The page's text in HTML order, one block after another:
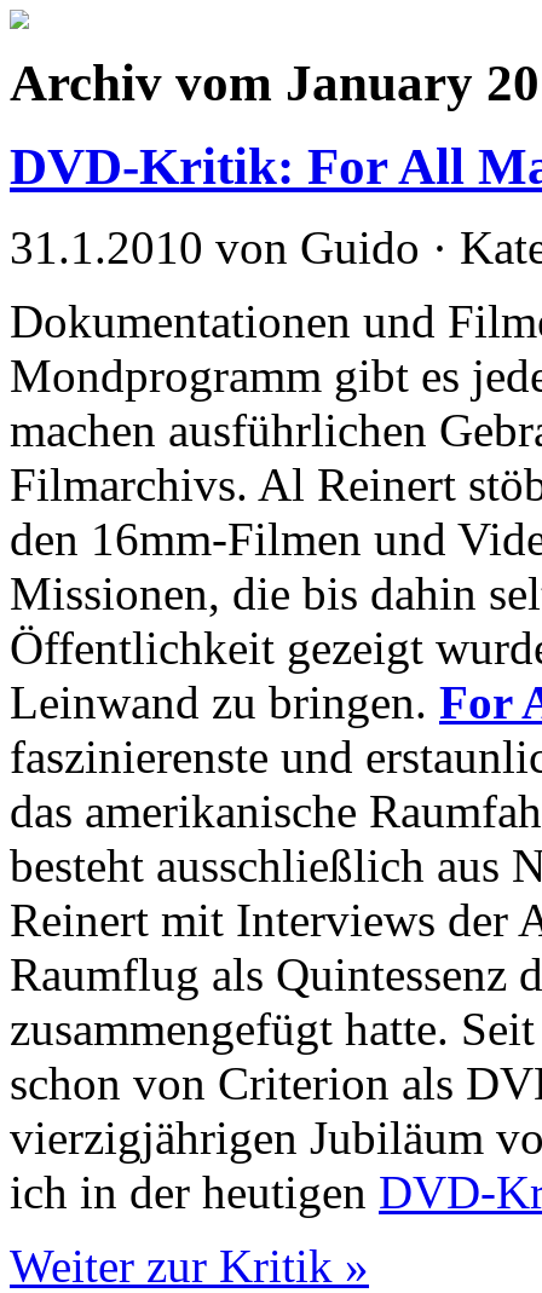
Archiv vom January
DVD-Kritik: For All
31.1.2010 von Guido ·
Dokumentationen und
Mondprogramm gibt es
machen ausführlichen
Filmarchivs. Al Reinert
den 16mm-Filmen und
Missionen, die bis dahin
Öffentlichkeit gezeigt
Leinwand zu bringen. For
faszinierenste und
das amerikanische
besteht ausschließlich aus
Reinert mit Interviews der
Raumflug als Quintessenz
zusammengefügt hatte.
schon von Criterion als
vierzigjährigen Jubiläum
ich in der heutigen DVD-
Weiter zur Kritik »